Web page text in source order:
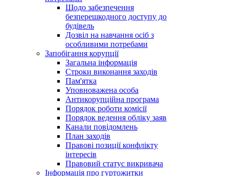
Щодо забезпечення
безперешкодного доступу до
будівель
Дозвіл на навчання осіб з
особливими потребами
Запобігання корупції
Загальна інформація
Строки виконання заходів
Пам'ятка
Уповноважена особа
Антикорупційна програма
Порядок роботи комісії
Порядок ведення обліку заяв
Канали повідомлень
План заходів
Правові позиції конфлікту
інтересів
Правовий статус викривача
Інформація про гуртожитки